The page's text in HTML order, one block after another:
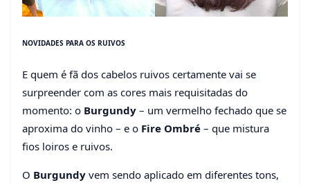
NOVIDADES PARA OS RUIVOS
E quem é fã dos cabelos ruivos certamente vai se
surpreender com as cores mais requisitadas do
momento: o Burgundy – um vermelho fechado que se
aproxima do vinho – e o Fire Ombré – que mistura
fios loiros e ruivos.
O Burgundy vem sendo aplicado em diferentes tons,